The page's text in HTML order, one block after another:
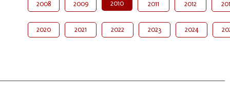
2008 2009 2010 2011 2012
2020 2021 2022 2023 2024